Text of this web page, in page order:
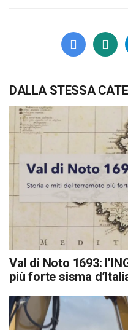
DALLA STESSA
Val di Noto 1693:
più forte sisma